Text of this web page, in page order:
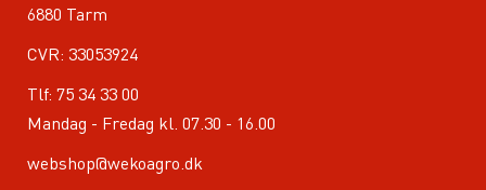
6880 Tarm
CVR: 33053924
Tlf: 75 34 33 00
Mandag - Fredag kl. 07.30 - 16.00
webshop@wekoagro.dk